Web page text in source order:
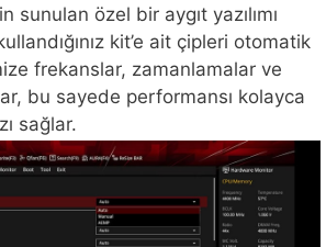
sunulan özel bir aygıt yazılımı
kit’e ait çipleri otomatik
frekanslar, zamanlamalar ve
bu sayede performansı kolayca
sağlar.